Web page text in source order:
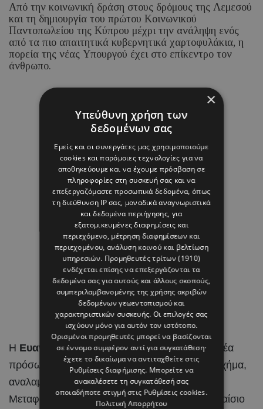
Από την κοινωνική δράση στους δρόμους της Λεμεσού
και τη δημιουργία του πρώτου Κοινωνικού
Παντοπωλείου της Κύπρου μέχρι την ανάληψη ενός
από τα πιο απαιτητικά κυβερνητικά χαρτοφυλάκια, η
πορεία της νέας Υπουργού έχει στο επίκεντρο τον
άνθρωπο.
Μαρία Καραμάνου
Η Ευανθία – Εύη Τσολάκηείναι ένα από τα νέα
πρόσωπα που εισέρχονται στο κυβερνητικό σχήμα,
αναλαμβάνοντας την ηγεσία του Υπουργείου
Μεταφορών, Επικοινωνιών και Έργων στο πλαίσιο
×
Υπεύθυνη χρήση των
δεδομένων σας
Εμείς και οι συνεργάτες μας χρησιμοποιούμε
cookies και παρόμοιες τεχνολογίες για να
αποθηκεύουμε και να έχουμε πρόσβαση σε
πληροφορίες στη συσκευή σας και να
επεξεργαζόμαστε προσωπικά δεδομένα, όπως
τη διεύθυνση IP σας, μοναδικά αναγνωριστικά
και δεδομένα περιήγησης, για
εξατομικευμένες διαφημίσεις και
περιεχόμενο, μέτρηση διαφημίσεων και
περιεχομένου, ανάλυση κοινού και βελτίωση
υπηρεσιών. Προμηθευτές τρίτων (1910)
ενδέχεται επίσης να επεξεργάζονται τα
δεδομένα σας για αυτούς και άλλους σκοπούς,
συμπεριλαμβανομένης της χρήσης ακριβών
δεδομένων γεωεντοπισμού και
χαρακτηριστικών συσκευής. Οι επιλογές σας
ισχύουν μόνο για αυτόν τον ιστότοπο.
Ορισμένοι προμηθευτές μπορεί να βασίζονται
σε έννομο συμφέρον αντί για συγκατάθεση·
έχετε το δικαίωμα να αντιταχθείτε στις
Ρυθμίσεις διαφήμισης. Μπορείτε να
ανακαλέσετε τη συγκατάθεσή σας
οποιαδήποτε στιγμή στις Ρυθμίσεις cookies.
Πολιτική Απορρήτου